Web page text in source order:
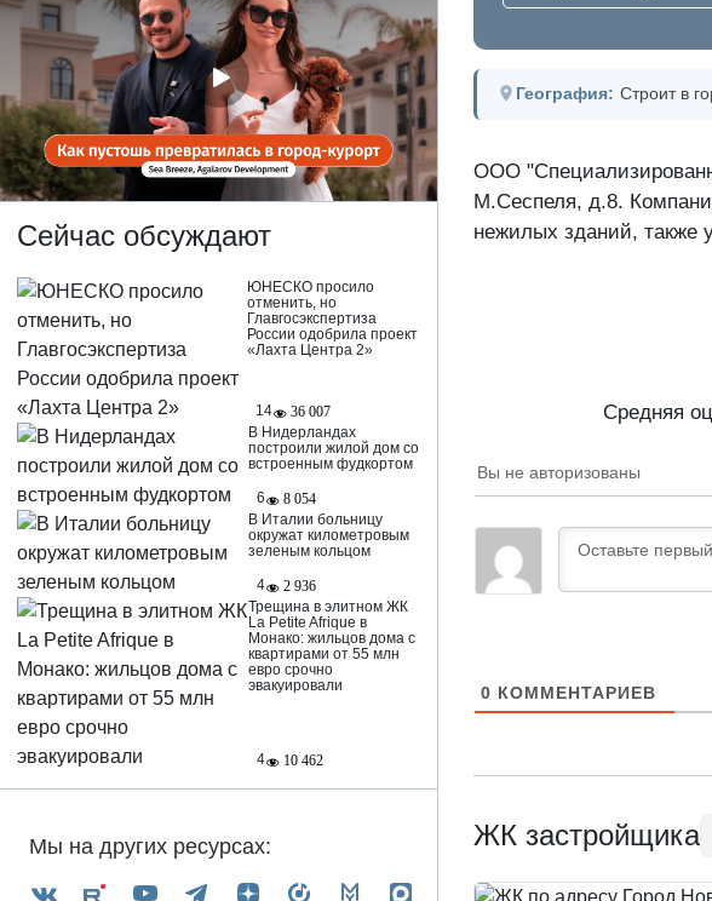
Сейчас обсуждают
ЮНЕСКО просило
отменить, но
Главгосэкспертиза
России одобрила проект
«Лахта Центра 2»
14
36 007
В Нидерландах
построили жилой дом со
встроенным фудкортом
6
8 054
В Италии больницу
окружат километровым
зеленым кольцом
4
2 936
Трещина в элитном ЖК
La Petite Afrique в
Монако: жильцов дома с
квартирами от 55 млн
евро срочно
эвакуировали
4 10 462
Мы на других ресурсах:
География: Строит в
ООО
М.Сеспеля, д.8.
нежилых зданий, также
Средняя
Вы не авторизованы
0 КОММЕНТАРИЕВ
ЖК застройщика